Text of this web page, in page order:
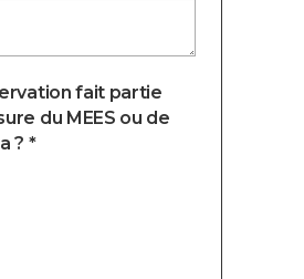
fait partie
du MEES ou de
? *